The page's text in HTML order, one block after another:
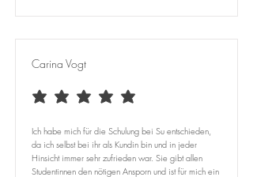
Carina Vogt
durchschnittliches Rating ist 5 von 5
Ich habe mich für die Schulung bei Su entschieden,
da ich selbst bei ihr als Kundin bin und in jeder
Hinsicht immer sehr zufrieden war. Sie gibt allen
Studentinnen den nötigen Ansporn und ist für mich ein